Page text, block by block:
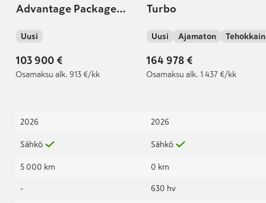
Advantage Package
Uusi
103 900 €
Osamaksu alk. 913 €/kk
2026
Sähkö
5 000 km
-
Turbo
Uusi Ajamaton Tehokkain
164 978 €
Osamaksu alk. 1 437 €/kk
2026
Sähkö
0 km
630 hv